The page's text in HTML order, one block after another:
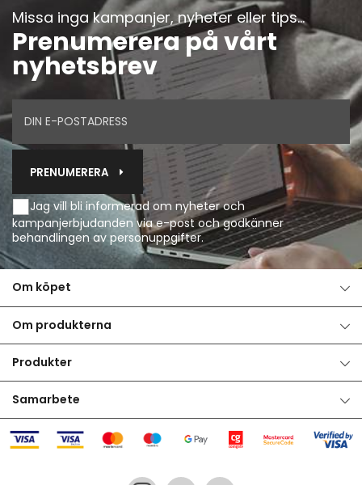
Missa inga kampanjer, nyheter eller tips...
Prenumerera på vårt
nyhetsbrev
PRENUMERERA
Jag vill bli informerad om nyheter och
kampanjerbjudanden via e-post och godkänner
behandlingen av personuppgifter.
Om köpet
Om produkterna
Produkter
Samarbete